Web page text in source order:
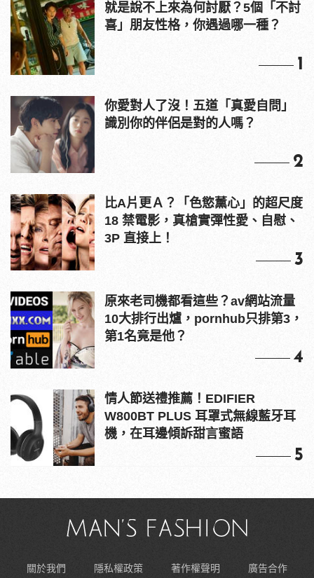
就是說不上來為何討厭？5個「不討
喜」朋友性格，你遇過哪一種？
1
你愛對人了沒！五道「真愛自問」
識別你的伴侶是對的人嗎？
2
比A片更Ａ？「色慾薰心」的超尺度
18 禁電影，真槍實彈性愛、自慰、
3P 直接上！
3
原來老司機都看這些？av網站流量
10大排行出爐，pornhub只排第3，
第1名竟是他？
4
情人節送禮推薦！EDIFIER
W800BT PLUS 耳罩式無線藍牙耳
機，在耳邊傾訴甜言蜜語
5
關於我們 隱私權政策 著作權聲明 廣告合作